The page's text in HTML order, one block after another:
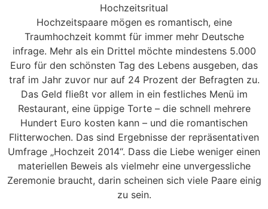
Hochzeitsritual
Hochzeitspaare mögen es romantisch, eine
Traumhochzeit kommt für immer mehr Deutsche
infrage. Mehr als ein Drittel möchte mindestens 5.000
Euro für den schönsten Tag des Lebens ausgeben, das
traf im Jahr zuvor nur auf 24 Prozent der Befragten zu.
Das Geld fließt vor allem in ein festliches Menü im
Restaurant, eine üppige Torte – die schnell mehrere
Hundert Euro kosten kann – und die romantischen
Flitterwochen. Das sind Ergebnisse der repräsentativen
Umfrage „Hochzeit 2014“. Dass die Liebe weniger einen
materiellen Beweis als vielmehr eine unvergessliche
Zeremonie braucht, darin scheinen sich viele Paare einig
zu sein.